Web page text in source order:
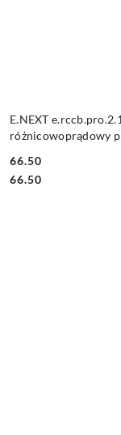
E.NEXT
różnicowoprądowy
Cena:
66.50
Cena:
66.50